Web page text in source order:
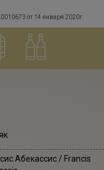
от 14 января 2020г.
Абекассис / Francis